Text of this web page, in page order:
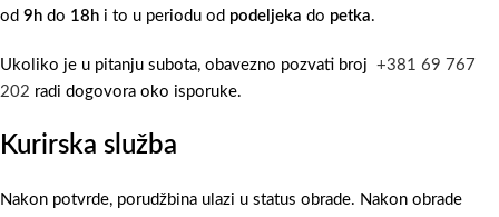
od 9h do 18h i to u periodu od podeljeka do petka.
Ukoliko je u pitanju subota, obavezno pozvati broj +381 69 767
202 radi dogovora oko isporuke.
Kurirska služba
Nakon potvrde, porudžbina ulazi u status obrade. Nakon obrade